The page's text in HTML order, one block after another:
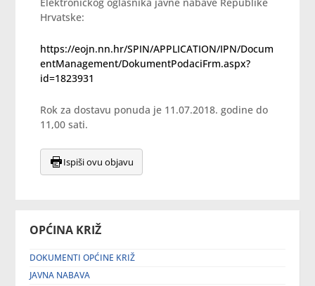
OPĆINA KRIŽ
DOKUMENTI OPĆINE KRIŽ
JAVNA NABAVA
Hrvatske:
https://eojn.nn.hr/SPIN/APPLICATION/IPN/Docum
entManagement/DokumentPodaciFrm.aspx?
id=1823931
Rok za dostavu ponuda je 11.07.2018. godine do
11,00 sati.
Ispiši ovu objavu